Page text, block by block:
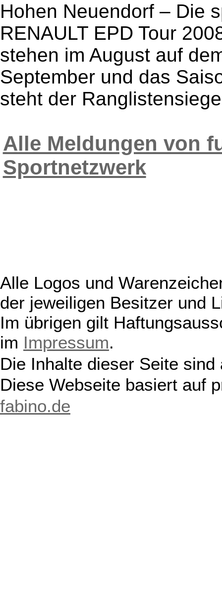
Hohen Neuendorf – Die
RENAULT EPD Tour
stehen im August auf
September und das
steht der
Alle Meldungen von
Sportnetzwerk
Alle Logos und
der jeweiligen Besitzer und
Im übrigen gilt
im Impressum.
Die Inhalte dieser Seite
Diese Webseite basiert auf
fabino.de